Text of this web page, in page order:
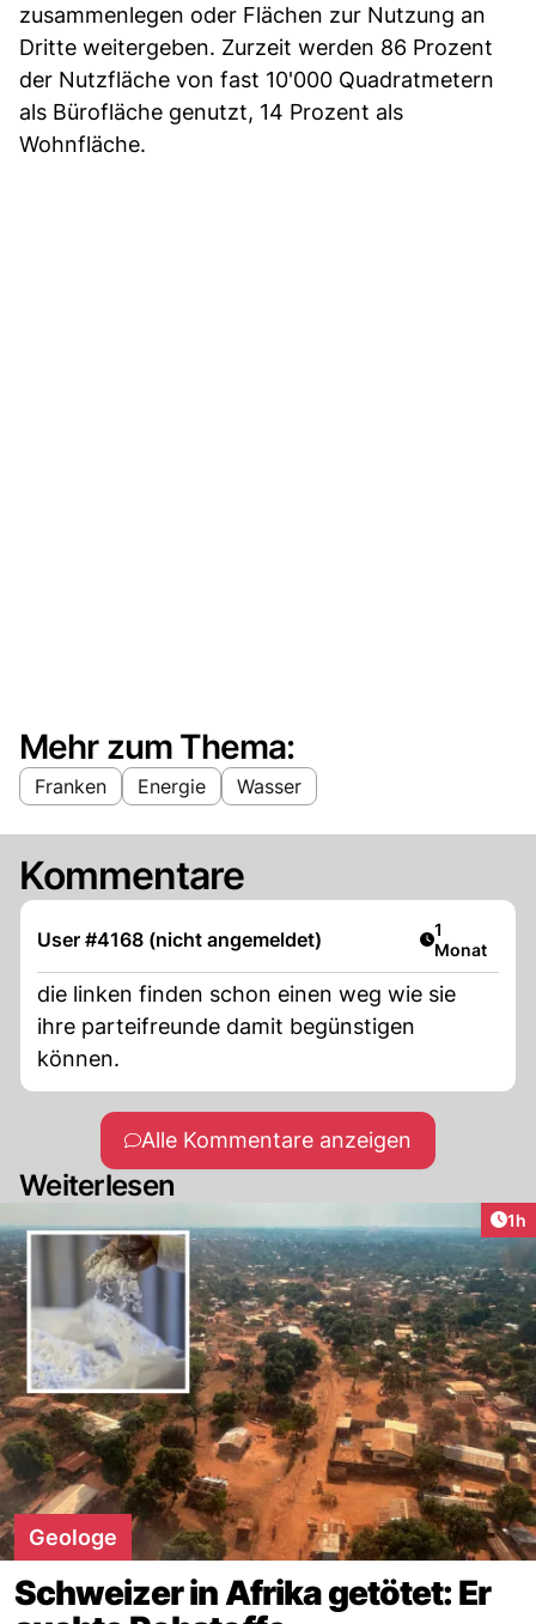
zusammenlegen oder Flächen zur Nutzung an
Dritte weitergeben. Zurzeit werden 86 Prozent
der Nutzfläche von fast 10'000 Quadratmetern
als Bürofläche genutzt, 14 Prozent als
Wohnfläche.
Mehr zum Thema:
Franken Energie Wasser
Kommentare
User #4168 (nicht angemeldet) Artikel
1
Monat
die linken finden schon einen weg wie sie
ihre parteifreunde damit begünstigen
können.
Alle Kommentare anzeigen
Weiterlesen
1h
Geologe
Schweizer in Afrika getötet: Er